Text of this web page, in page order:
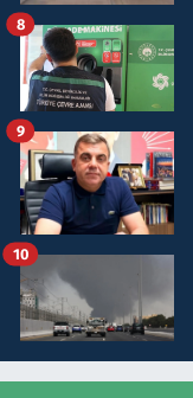
8
9
10